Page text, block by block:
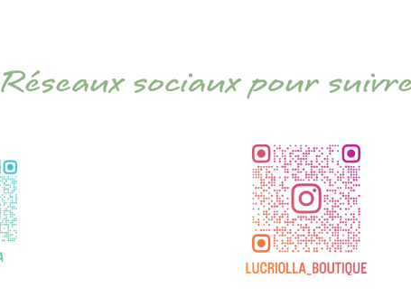
Réseaux sociaux pour